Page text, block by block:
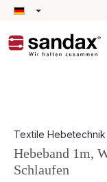
springen
Textile Hebetechnik
Hebeband 1m,
Schlaufen